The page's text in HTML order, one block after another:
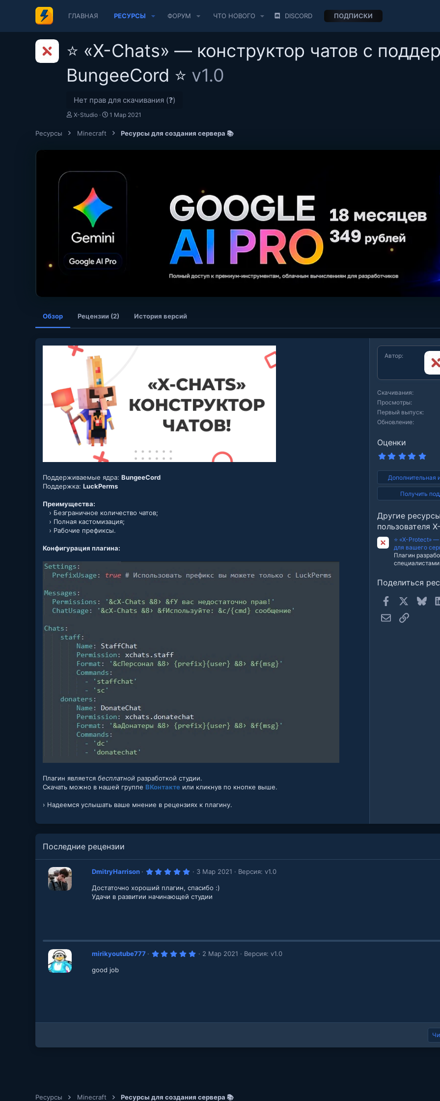
ГЛАВНАЯ РЕСУРСЫ ФОРУМ ЧТО НОВОГО DISCORD ПОДПИСКИ
⭐ «X-Chats» — конструктор чатов с
BungeeCord ⭐ v1.0
Нет прав для скачивания (❓)
А
X-Studio
Д1 Мар 2021
Ресурсы Minecraft Ресурсы для создания сервера 📚
Обзор Рецензии (2) История версий
Поддерживаемые ядра: BungeeCord
Поддержка: LuckPerms
Преимущества:
› Безграничное количество чатов;
› Полная кастомизация;
› Рабочие префиксы.
Конфигурация плагина:
Плагин является бесплатной разработкой студии.
Скачать можно в нашей группе ВКонтакте или кликнув по кнопке выше.
› Надеемся услышать ваше мнение в рецензиях к плагину.
Автор
Скачивания
Просмотры
Первый выпуск
Обновление
Оценки
5
0
0
з
в
е
Дополнительная
Получить
Другие
пользователя
⭐ «X-Protect»
для вашего
Плагин
Поделиться
Facebook
Электронная
Ссылка
Последние рецензии
DmitryHarrison
5
0
з
3 Мар 2021 Версия: v1.0
Достаточно хороший плагин, спасибо :)
Удачи в развитии начинающей студии
mirikyoutube777
5 2 Мар 2021 Версия: v1.0
good job
Ресурсы Minecraft Ресурсы для создания сервера 📚